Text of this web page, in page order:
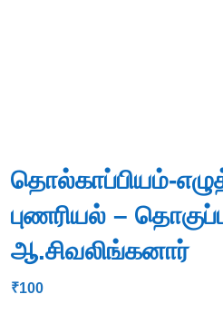
தொல்காப்பியம்-
புணரியல் –
ஆ.சிவலிங்கனார்
₹100